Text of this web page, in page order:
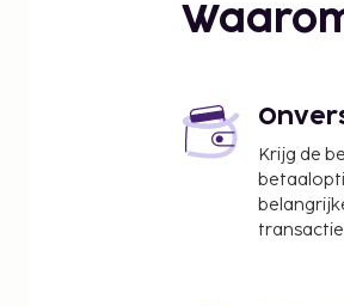
Krijg de